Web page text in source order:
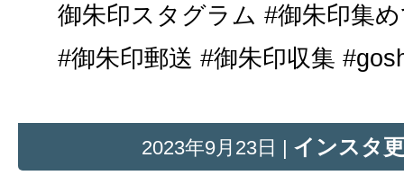
御朱印スタグラム #御朱印集
#御朱印郵送 #御朱印収集
2023年9月23日 | インスタ